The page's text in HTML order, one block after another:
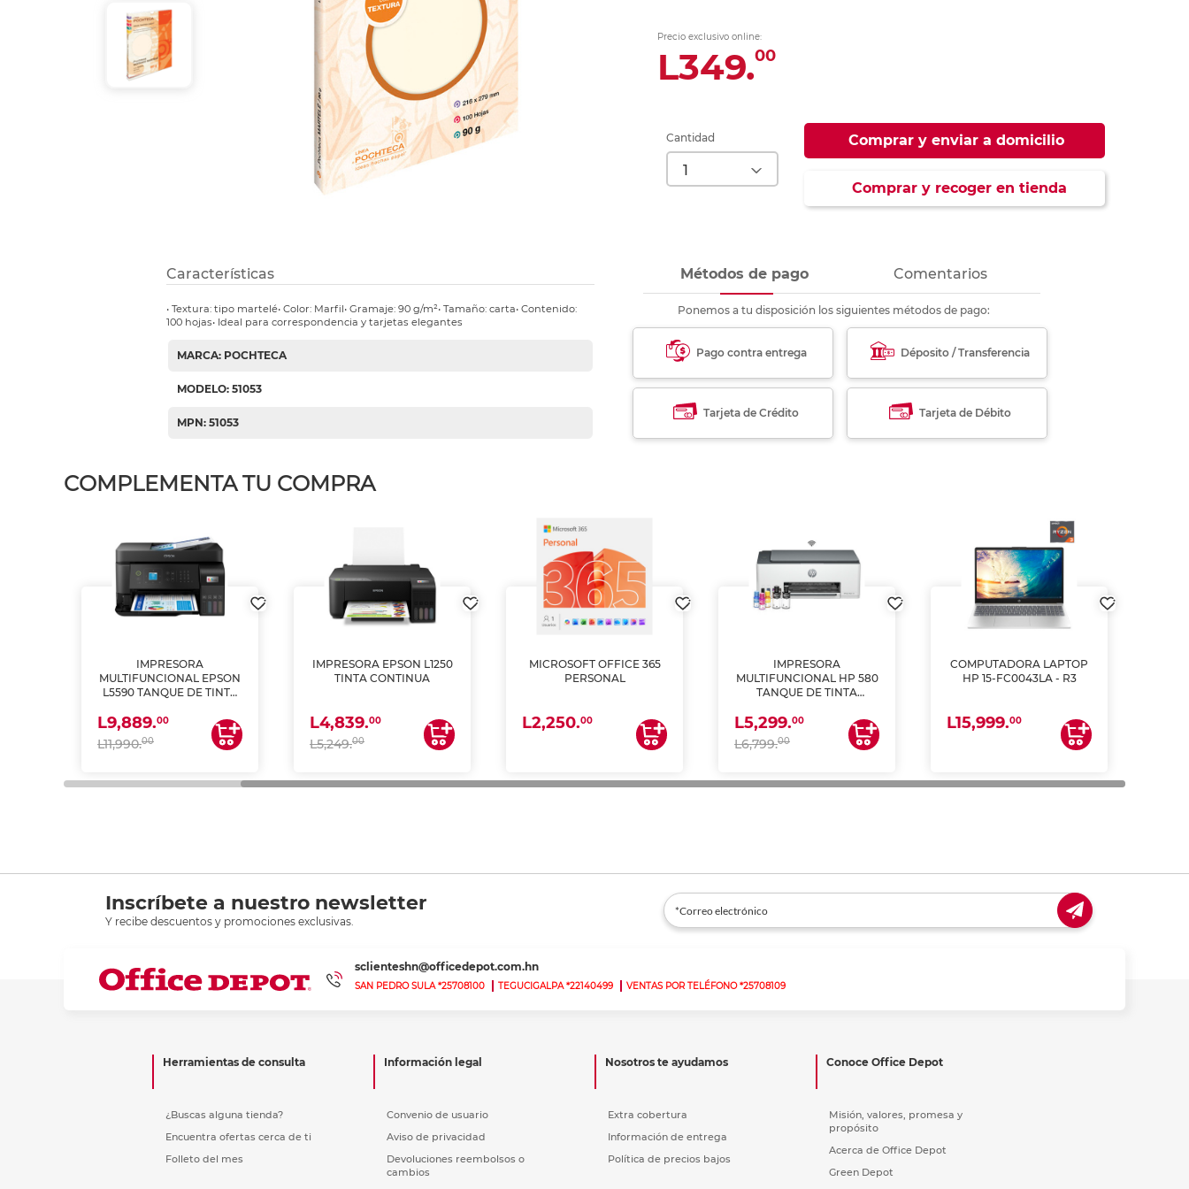
Ver más
Etiquetas inkjet y láser
Refuerzos para carpeta
Ver más
Precio exclusivo online:
L349.00
Cantidad Comprar y enviar a domicilio
Comprar y recoger en tienda
Características
• Textura: tipo martelé• Color: Marfil• Gramaje: 90 g/m²• Tamaño: carta• Contenido:
100 hojas• Ideal para correspondencia y tarjetas elegantes
MARCA: POCHTECA
MODELO: 51053
MPN: 51053
Métodos de pago Comentarios
Ponemos a tu disposición los siguientes métodos de pago:
Pago contra entrega Déposito / Transferencia
Tarjeta de Crédito Tarjeta de Débito
COMPLEMENTA TU COMPRA
IMPRESORA
MULTIFUNCIONAL EPSON
L5590 TANQUE DE TINTA
ESCANEA)
L9,889.00
L11,990.00
IMPRESORA EPSON L1250
TINTA CONTINUA
L4,839.00
L5,249.00
MICROSOFT OFFICE 365
PERSONAL
L2,250.00
IMPRESORA
MULTIFUNCIONAL HP 580
TANQUE DE TINTA
ESCANEA)
L5,299.00
L6,799.00
COMPUTADORA LAPTOP
HP 15-FC0043LA - R3
L15,999.00
Inscríbete a nuestro newsletter
Y recibe descuentos y promociones exclusivas.
sclienteshn@officedepot.com.hn
SAN PEDRO SULA *25708100 TEGUCIGALPA *22140499 VENTAS POR TELÉFONO *25708109
Herramientas de consulta
¿Buscas alguna tienda?
Encuentra ofertas cerca de ti
Folleto del mes
Información legal
Convenio de usuario
Aviso de privacidad
Devoluciones reembolsos o
cambios
Nosotros te ayudamos
Extra cobertura
Información de entrega
Política de precios bajos
Conoce Office Depot
Misión, valores, promesa y
propósito
Acerca de Office Depot
Green Depot